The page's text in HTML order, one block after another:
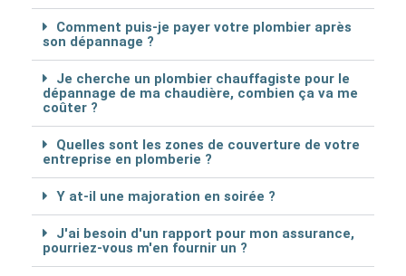
Comment puis-je payer votre plombier après
son dépannage ?
Je cherche un plombier chauffagiste pour le
dépannage de ma chaudière, combien ça va me
coûter ?
Quelles sont les zones de couverture de votre
entreprise en plomberie ?
Y at-il une majoration en soirée ?
J'ai besoin d'un rapport pour mon assurance,
pourriez-vous m'en fournir un ?